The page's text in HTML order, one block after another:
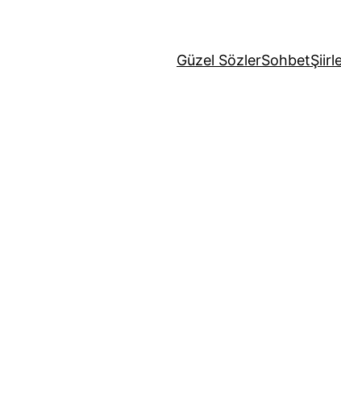
Güzel SözlerSohbet